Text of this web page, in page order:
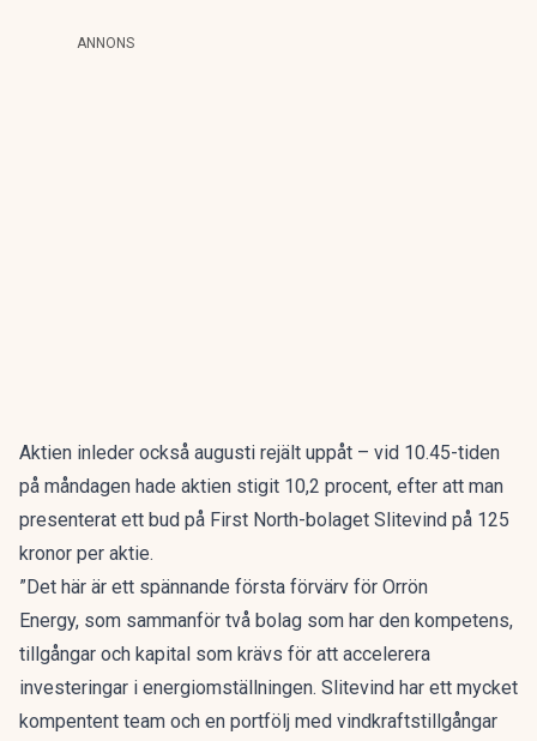
ANNONS
Aktien inleder också augusti rejält uppåt – vid 10.45-tiden
på måndagen hade aktien stigit 10,2 procent, efter att man
presenterat ett bud på First North-bolaget Slitevind på 125
kronor per aktie.
”Det här är ett spännande första förvärv för Orrön
Energy, som sammanför två bolag som har den kompetens,
tillgångar och kapital som krävs för att accelerera
investeringar i energiomställningen. Slitevind har ett mycket
kompentent team och en portfölj med vindkraftstillgångar